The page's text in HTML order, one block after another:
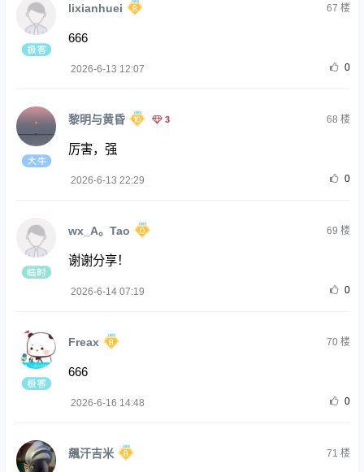
lixianhuei 67 楼
666
2026-6-13 12:07 0
黎明与黄昏 3 68 楼
厉害，强
2026-6-13 22:29 0
wx_A。Tao 69 楼
谢谢分享！
2026-6-14 07:19 0
Freax 70楼
666
2026-6-16 14:48 0
飆汗吉米 71 楼